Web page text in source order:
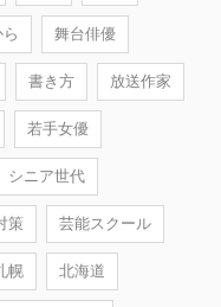
舞台俳優
書き方 放送作家
若手女優
シニア世代
策 芸能スクール
幌 北海道